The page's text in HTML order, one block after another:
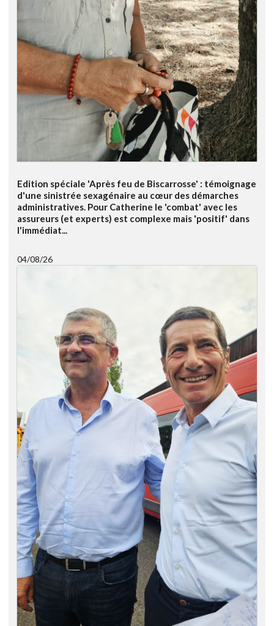
Edition spéciale 'Après feu de Biscarrosse' : témoignage
d'une sinistrée sexagénaire au cœur des démarches
administratives. Pour Catherine le 'combat' avec les
assureurs (et experts) est complexe mais 'positif' dans
l'immédiat...
04/08/26